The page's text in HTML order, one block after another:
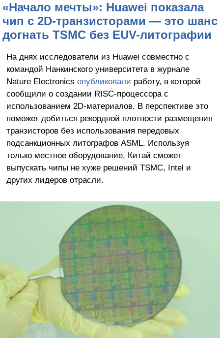
«Начало мечты»: Huawei показала
чип с 2D-транзисторами — это шанс
догнать TSMC без EUV-литографии
На днях исследователи из Huawei совместно с
командой Нанкинского университета в журнале
Nature Electronics опубликовали работу, в которой
сообщили о создании RISC-процессора с
использованием 2D-материалов. В перспективе это
поможет добиться рекордной плотности размещения
транзисторов без использования передовых
подсанкционных литографов ASML. Используя
только местное оборудование, Китай сможет
выпускать чипы не хуже решений TSMC, Intel и
других лидеров отрасли.